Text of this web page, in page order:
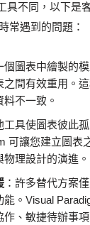
具不同，以下是
常遇到的問題：
個圖表中繪製的
之間有效重用。
不一致。
工具使圖表彼此
可讓您建立圖表
理設計的演進。
：許多替代方案
能。Visual
、敏捷待辦事